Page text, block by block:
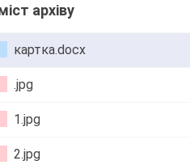
архіву
картка.docx
.jpg
1.jpg
2.jpg